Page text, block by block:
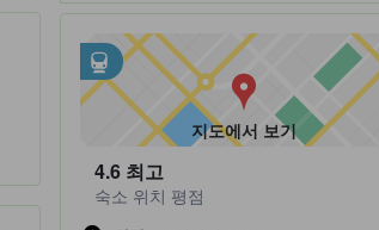
tooltip
인근 대중교통
• 사쿠라기초역 (철도) (0.17km 이내)
• 미나토미라이역 (지하철) (0.64km 이내)
지도에서 보기
4.6 최고
숙소 위치 평점